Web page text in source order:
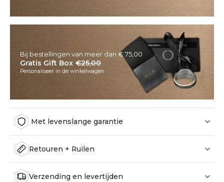
Bij bestellingen van meer dan € 75,00
Gratis Gift Box €25,00
Personaliseer in de winkelwagen
Met levenslange garantie
Retouren + Ruilen
Verzending en levertijden